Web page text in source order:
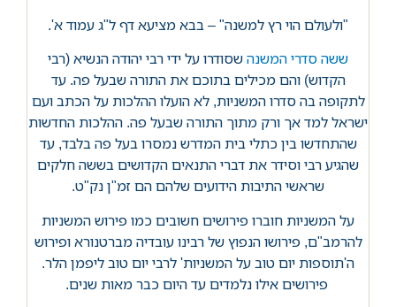
"ולעולם הוי רץ למשנה" – בבא מציעא דף ל"ג עמוד א'.
ששה סדרי המשנהשסודרו על ידי רבי יהודה הנשיא (רבי
הקדוש) והם מכילים בתוכם את התורה שבעל פה. עד
לתקופה בה סדרו המשניות, לא הועלו ההלכות על הכתב ועם
ישראל למד אך ורק מתוך התורה שבעל פה. ההלכות החדשות
שהתחדשו בין כתלי בית המדרש נמסרו בעל פה בלבד, עד
שהגיע רבי וסידר את דברי התנאים הקדושים בששה חלקים
שראשי התיבות הידועים שלהם הם זמ"ן נק"ט.
על המשניות חוברו פירושים חשובים כמו פירוש המשניות
להרמב"ם, פירושו הנפוץ של רבינו עובדיה מברטנורא ופירוש
ה'תוספות יום טוב על המשניות' לרבי יום טוב ליפמן הלר.
פירושים אילו נלמדים עד היום כבר מאות שנים.